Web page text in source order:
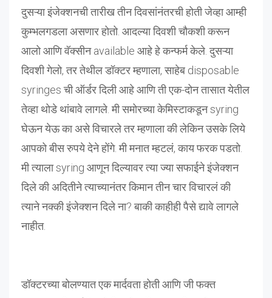
दुसऱ्या इंजेक्शनची तारीख तीन दिवसांनंतरची होती जेव्हा आम्ही
कुम्भलगडला असणार होतो. आदल्या दिवशी चौकशी करून
आलो आणि वॅक्सीन available आहे हे कन्फर्म केले. दुसऱ्या
दिवशी गेलो, तर तेथील डॉक्टर म्हणाला, साहेब disposable
syringes ची ऑर्डर दिली आहे आणि ती एक-दोन तासात येतील
तेव्हा थोडे थांबावे लागले. मी समोरच्या केमिस्टाकडून syring
घेऊन येऊ का असे विचारले तर म्हणाला की लेकिन उसके लिये
आपको बीस रुपये देने होंगे. मी मनात म्हटलं, काय फरक पडतो.
मी त्याला syring आणून दिल्यावर त्या ज्या सफाईने इंजेक्शन
दिले की अदितीने त्याच्यानंतर किमान तीन चार विचारलं की
त्याने नक्की इंजेक्शन दिले ना? बाकी काहीही पैसे द्यावे लागले
नाहीत.
डॉक्टरच्या बोलण्यात एक मार्दवता होती आणि जी फक्त